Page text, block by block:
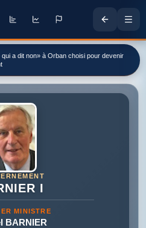
qui a dit non» à Orban choisi pour devenir
I
MINISTRE
BARNIER